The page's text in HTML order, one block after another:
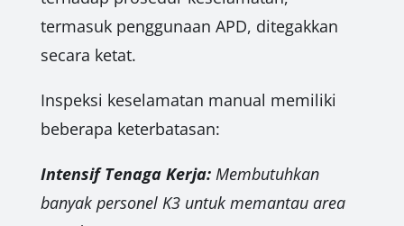
termasuk penggunaan APD, ditegakkan
secara ketat.
Inspeksi keselamatan manual memiliki
beberapa keterbatasan:
Intensif Tenaga Kerja:Membutuhkan
banyak personel K3 untuk memantau area